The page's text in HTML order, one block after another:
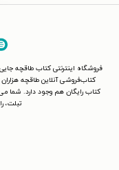
فروشگاه اینترنتی کتاب طاقچه
کتاب‌فروشی آنلاین طاقچه
کتاب رایگان هم وجود دارد. شما
تبلت،